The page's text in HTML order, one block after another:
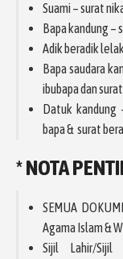
Suami – surat
Bapa kandung –
Adik beradik
Bapa saudara
ibubapa dan
Datuk kandung
bapa & surat
* NOTA
SEMUA
Agama Islam &
Sijil Lahir/Sijil